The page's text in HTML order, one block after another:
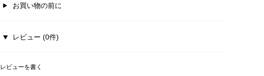
お買い物の前に
レビュー (0件)
レビューを書く